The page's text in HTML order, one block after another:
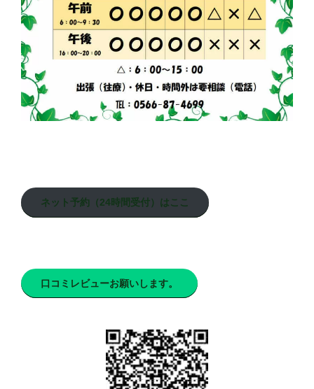
ネット予約（24時間受付）はここ
口コミレビューお願いします。